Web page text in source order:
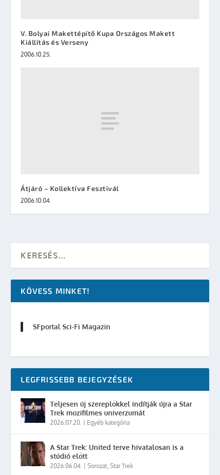
V. Bolyai Makettépítő Kupa Országos Makett
Kiállítás és Verseny
2006.10.25.
Átjáró – Kollektíva Fesztivál
2006.10.04.
KÖVESS MINKET!
SFportal Sci-Fi Magazin
LEGFRISSEBB BEJEGYZÉSEK
Teljesen új szereplőkkel indítják újra a Star
Trek mozifilmes univerzumát
2026.07.20. Egyéb kategória
A Star Trek: United terve hivatalosan is a
stúdió előtt
2026.06.04. |Sorozat,Star Trek